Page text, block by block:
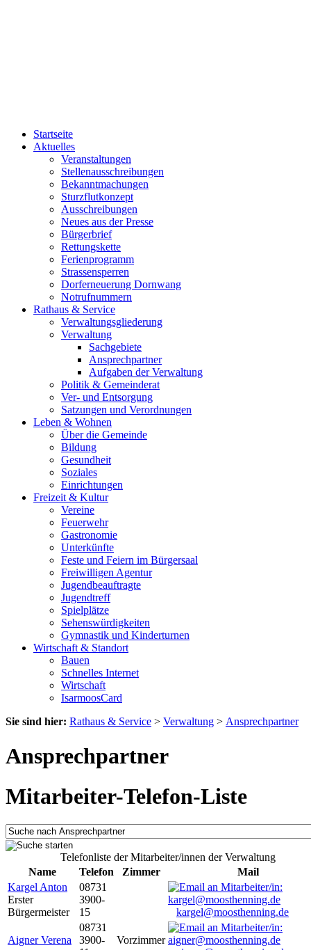
Startseite
Aktuelles
Veranstaltungen
Stellenausschreibungen
Bekanntmachungen
Sturzflutkonzept
Ausschreibungen
Neues aus der Presse
Bürgerbrief
Rettungskette
Ferienprogramm
Strassensperren
Dorferneuerung Dornwang
Notrufnummern
Rathaus & Service
Verwaltungsgliederung
Verwaltung
Sachgebiete
Ansprechpartner
Aufgaben der Verwaltung
Politik & Gemeinderat
Ver- und Entsorgung
Satzungen und Verordnungen
Leben & Wohnen
Über die Gemeinde
Bildung
Gesundheit
Soziales
Einrichtungen
Freizeit & Kultur
Vereine
Feuerwehr
Gastronomie
Unterkünfte
Feste und Feiern im Bürgersaal
Freiwilligen Agentur
Jugendbeauftragte
Jugendtreff
Spielplätze
Sehenswürdigkeiten
Gymnastik und Kinderturnen
Wirtschaft & Standort
Bauen
Schnelles Internet
Wirtschaft
IsarmoosCard
Sie sind hier: Rathaus & Service > Verwaltung > Ansprechpartner
Ansprechpartner
Mitarbeiter-Telefon-Liste
Telefonliste der Mitarbeiter/innen der Verwaltung
Name
Telefon Zimmer
Mail
Kargel Anton
Erster
Bürgermeister
08731
3900-
15
kargel@moosthenning.de
Aigner Verena
08731
3900-
Vorzimmer